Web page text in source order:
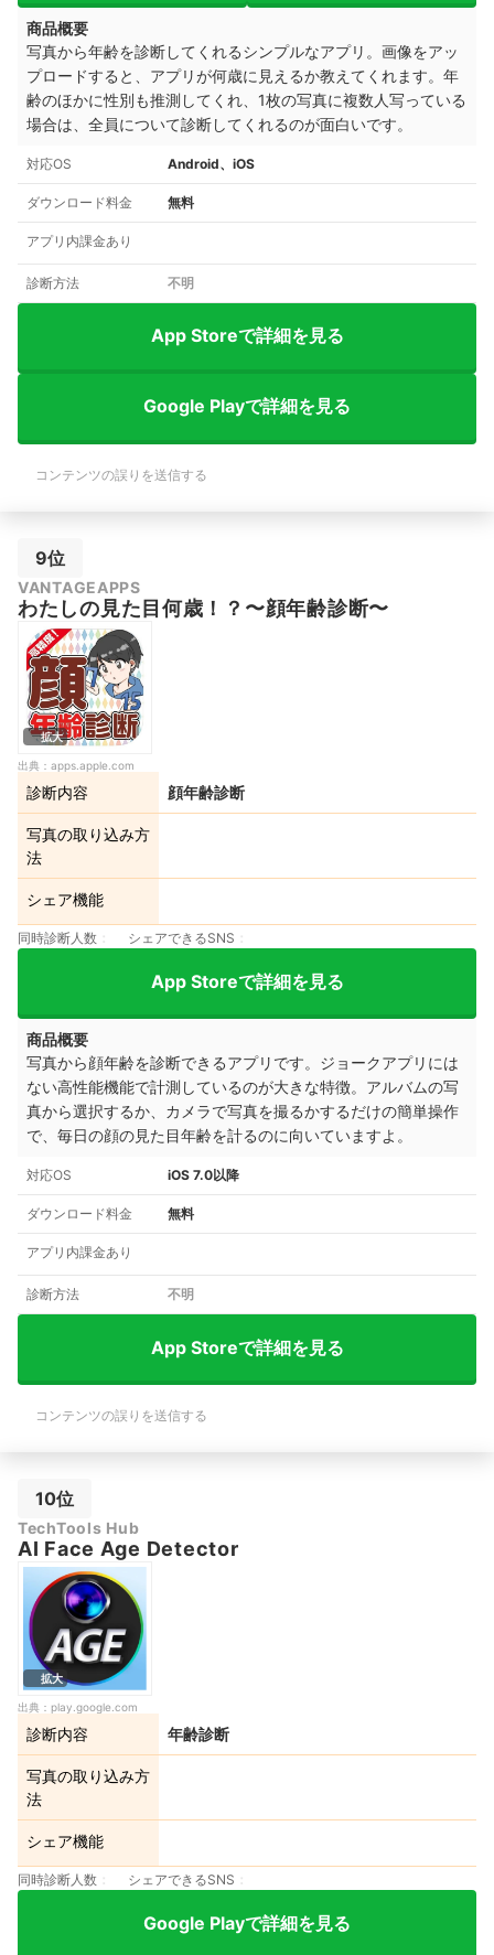
商品概要
写真から年齢を診断してくれるシンプルなアプリ。画像をアッ
プロードすると、アプリが何歳に見えるか教えてくれます。年
齢のほかに性別も推測してくれ、1枚の写真に複数人写っている
場合は、全員について診断してくれるのが面白いです。
対応OS Android、iOS
ダウンロード料金 無料
アプリ内課金あり
診断方法 不明
App Storeで詳細を見る
Google Playで詳細を見る
コンテンツの誤りを送信する
9位
VANTAGEAPPS
わたしの見た目何歳！？〜顔年齢診断〜
拡大
出典： apps.apple.com
診断内容 顔年齢診断
写真の取り込み方
法
シェア機能
同時診断人数 シェアできるSNS
App Storeで詳細を見る
商品概要
写真から顔年齢を診断できるアプリです。ジョークアプリには
ない高性能機能で計測しているのが大きな特徴。 アルバムの写
真から選択するか、 カメラで写真を撮るかするだけの簡単操作
で、 毎日の顔の見た目年齢を計るのに向いていますよ。
対応OS iOS 7.0以降
ダウンロード料金 無料
アプリ内課金あり
診断方法 不明
App Storeで詳細を見る
コンテンツの誤りを送信する
10位
TechTools Hub
AI Face Age Detector
拡大
出典： play.google.com
診断内容 年齢診断
写真の取り込み方
法
シェア機能
同時診断人数 シェアできるSNS
Google Playで詳細を見る